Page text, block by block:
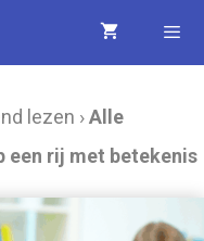
lezen ›Alle
een rij met betekenis